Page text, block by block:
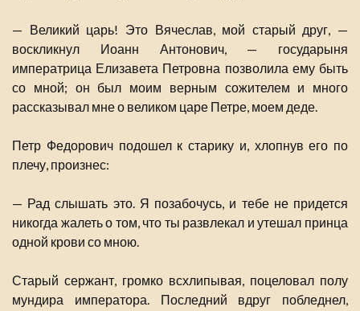
— Великий царь! Это Вячеслав, мой старый друг, —
воскликнул Иоанн Антонович, — государыня
императрица Елизавета Петровна позволила ему быть
со мной; он был моим верным сожителем и много
рассказывал мне о великом царе Петре, моем деде.
Петр Федорович подошел к старику и, хлопнув его по
плечу, произнес:
— Рад слышать это. Я позабочусь, и тебе не придется
никогда жалеть о том, что ты развлекал и утешал принца
одной крови со мною.
Старый сержант, громко всхлипывая, поцеловал полу
мундира императора. Последний вдруг побледнел,